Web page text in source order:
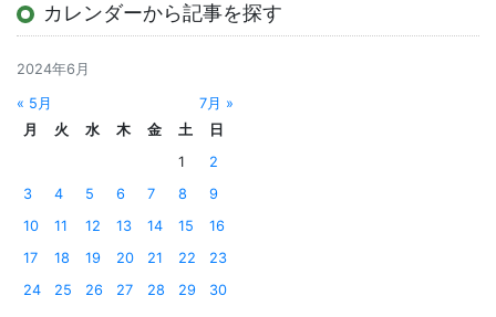
カレンダーから記事を探す
2024年6月
« 5月
7月 »
月
火 水 木 金 土
日
1
2
3
4 5 6 7 8
9
10
11 12 13 14 15
16
17
18 19 20 21 22
23
24
25 26 27 28 29 30